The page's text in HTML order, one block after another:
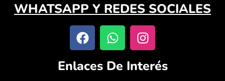
WHATSAPP Y REDES SOCIALES
Enlaces De Interés